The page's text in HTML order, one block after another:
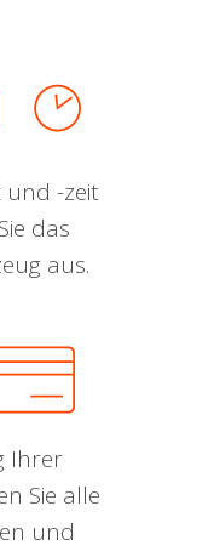
und -zeit
das
aus.
Ihrer
Sie alle
und